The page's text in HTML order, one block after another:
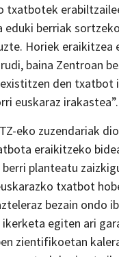
txatbotek
eduki berriak
Horiek eraikitzea
baina Zentroan
den txatbot
euskaraz irakastea”.
eko zuzendariak
eraikitzeko
planteatu
txatbot
bezain ondo
egiten ari
zientifikoetan